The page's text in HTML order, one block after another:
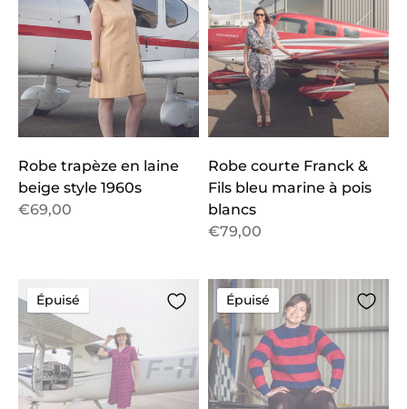
Robe trapèze en laine
beige style 1960s
€69,00
Robe courte Franck &
Fils bleu marine à pois
blancs
€79,00
Épuisé Épuisé